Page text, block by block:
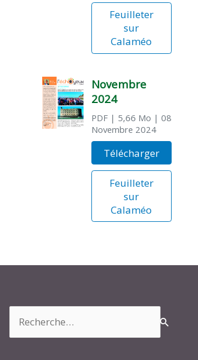
Feuilleter
sur
Calaméo
Novembre
2024
PDF| 5,66 Mo | 08
Novembre 2024
Télécharger
Feuilleter
sur
Calaméo